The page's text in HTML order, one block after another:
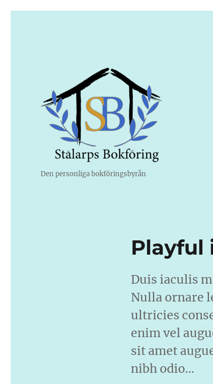
Den personliga bokföringsbyrån
Playful
Duis iaculis
Nulla ornare
ultricies
enim vel
sit amet
nibh odio…